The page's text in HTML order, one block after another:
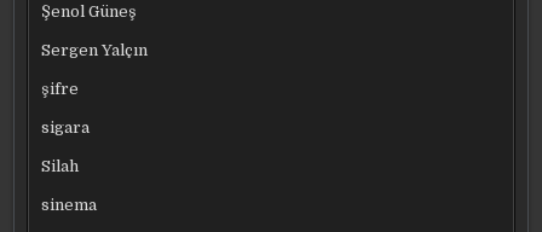
Şenol Güneş
Sergen Yalçın
şifre
sigara
Silah
sinema